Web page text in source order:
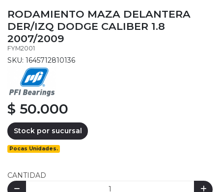
RODAMIENTO MAZA DELANTERA
DER/IZQ DODGE CALIBER 1.8
2007/2009
FYM2001
SKU: 1645712810136
$ 50.000
Stock por sucursal
Pocas Unidades.
CANTIDAD